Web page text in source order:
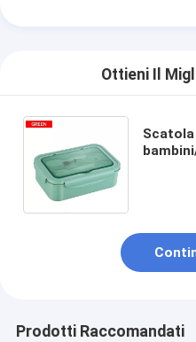
Ottieni Il
Prodotti Raccomandati